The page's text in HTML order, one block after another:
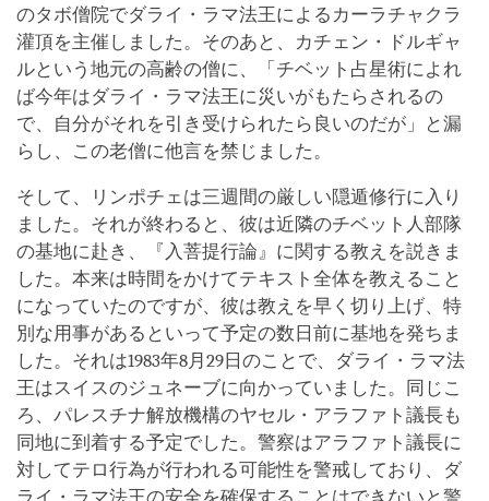
のタボ僧院でダライ・ラマ法王によるカーラチャクラ
灌頂を主催しました。そのあと、カチェン・ドルギャ
ルという地元の高齢の僧に、「チベット占星術によれ
ば今年はダライ・ラマ法王に災いがもたらされるの
で、自分がそれを引き受けられたら良いのだが」と漏
らし、この老僧に他言を禁じました。
そして、リンポチェは三週間の厳しい隠遁修行に入り
ました。それが終わると、彼は近隣のチベット人部隊
の基地に赴き、『入菩提行論』に関する教えを説きま
した。本来は時間をかけてテキスト全体を教えること
になっていたのですが、彼は教えを早く切り上げ、特
別な用事があるといって予定の数日前に基地を発ちま
した。それは1983年8月29日のことで、ダライ・ラマ法
王はスイスのジュネーブに向かっていました。同じこ
ろ、パレスチナ解放機構のヤセル・アラファト議長も
同地に到着する予定でした。警察はアラファト議長に
対してテロ行為が行われる可能性を警戒しており、ダ